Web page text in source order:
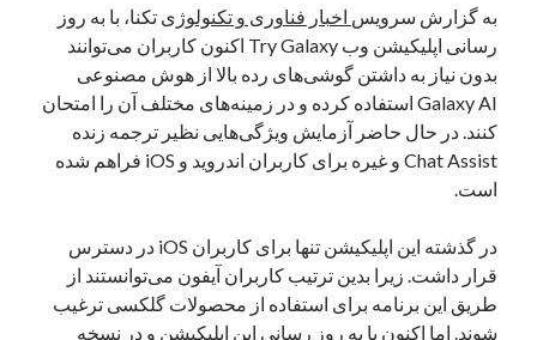
آخرین دیدگاه‌ها
یک نویسنده دیدگاه وردپرس درتعمیرات تخصصی فیس آیدی
بایگانی‌ها
مارس 2026
ژانویه 2026
دسامبر 2025
نوامبر 2025
آگوست 2025
به گزارش سرویس اخبار فناوری و تکنولوژی تکنا، با به روز
رسانی اپلیکیشن وب Try Galaxy اکنون کاربران می‌توانند
بدون نیاز به داشتن گوشی‌های رده بالا از هوش مصنوعی
Galaxy AI استفاده کرده و در زمینه‌های مختلف آن را امتحان
کنند. در حال حاضر آزمایش ویژگی‌هایی نظیر ترجمه زنده
Chat Assist و غیره برای کاربران اندروید و iOS فراهم شده
است.
در گذشته این اپلیکیشن تنها برای کاربران iOS در دسترس
قرار داشت. زیرا بدین ترتیب کاربران آیفون می‌توانستند از
طریق این برنامه برای استفاده از محصولات گلکسی ترغیب
شوند. اما اکنون با به روز رسانی این اپلیکیشن و در نسخه